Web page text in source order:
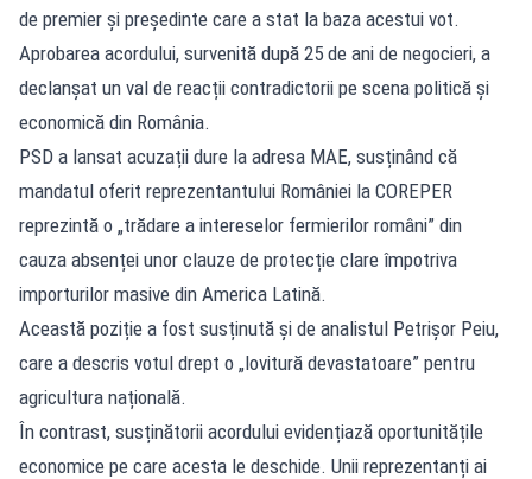
de premier și președinte care a stat la baza acestui vot.
Aprobarea acordului, survenită după 25 de ani de negocieri, a
declanșat un val de reacții contradictorii pe scena politică și
economică din România.
PSD a lansat acuzații dure la adresa MAE, susținând că
mandatul oferit reprezentantului României la COREPER
reprezintă o „trădare a intereselor fermierilor români” din
cauza absenței unor clauze de protecție clare împotriva
importurilor masive din America Latină.
Această poziție a fost susținută și de analistul Petrișor Peiu,
care a descris votul drept o „lovitură devastatoare” pentru
agricultura națională.
În contrast, susținătorii acordului evidențiază oportunitățile
economice pe care acesta le deschide. Unii reprezentanți ai